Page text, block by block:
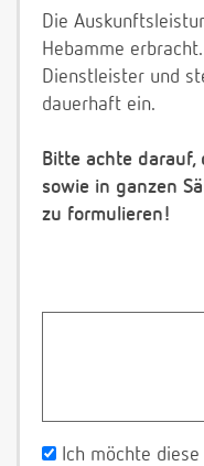
Die
Hebamme
Dienstleister und
dauerhaft ein.
Bitte achte darauf,
sowie in ganzen
zu formulieren!
Ich möchte